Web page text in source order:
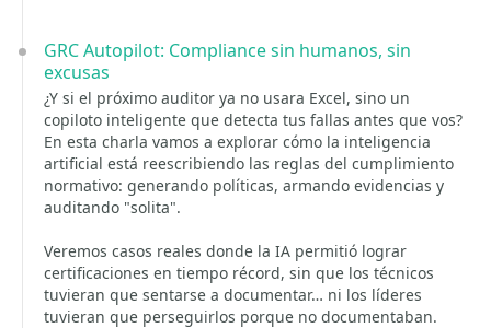
GRC Autopilot: Compliance sin humanos, sin
excusas
¿Y si el próximo auditor ya no usara Excel, sino un
copiloto inteligente que detecta tus fallas antes que vos?
En esta charla vamos a explorar cómo la inteligencia
artificial está reescribiendo las reglas del cumplimiento
normativo: generando políticas, armando evidencias y
auditando "solita".
Veremos casos reales donde la IA permitió lograr
certificaciones en tiempo récord, sin que los técnicos
tuvieran que sentarse a documentar… ni los líderes
tuvieran que perseguirlos porque no documentaban.